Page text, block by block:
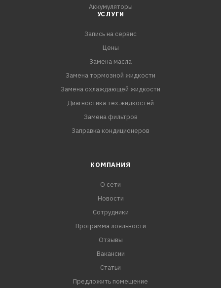
Аккумуляторы
УСЛУГИ
Запись на сервис
Цены
Замена масла
Замена тормозной жидкости
Замена охлаждающей жидкости
Диагностика тех.жидкостей
Замена фильтров
Заправка кондиционеров
КОМПАНИЯ
О сети
Новости
Сотрудники
Программа лояльности
Отзывы
Вакансии
Статьи
Предложить помещение